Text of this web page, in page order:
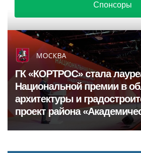
Спонсоры
МОСКВА
ГК «КОРТРОС» стала
Национальной премии в
архитектуры и
проект района